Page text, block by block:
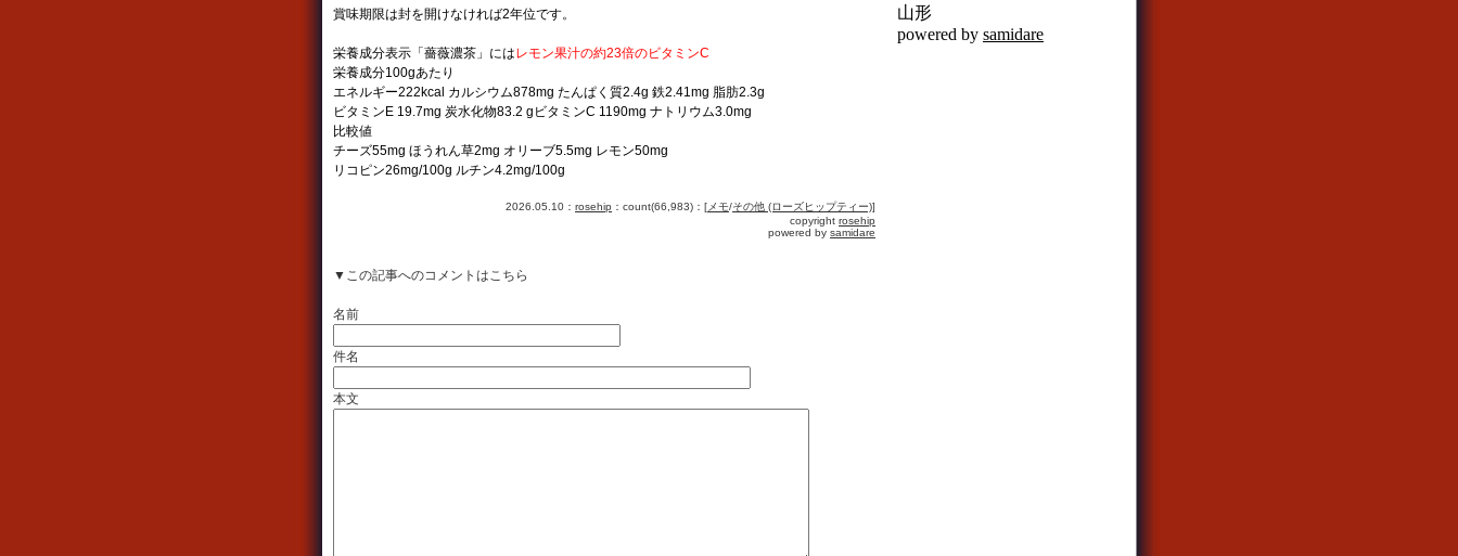
賞味期限は封を開けなければ2年位です。
栄養成分表示「薔薇濃茶」にはレモン果汁の約23倍のビタミンC
栄養成分100gあたり
エネルギー222kcal カルシウム878mg たんぱく質2.4g 鉄2.41mg 脂肪2.3g
ビタミンE 19.7mg 炭水化物83.2 gビタミンC 1190mg ナトリウム3.0mg
比較値
チーズ55mg ほうれん草2mg オリーブ5.5mg レモン50mg
リコピン26mg/100g ルチン4.2mg/100g
2026.05.10： rosehip ：count(66,983)：[ メモ/その他 (ローズヒップティー)]
copyright rosehip
powered by samidare
▼この記事へのコメントはこちら
名前
件名
本文
山形
powered by samidare